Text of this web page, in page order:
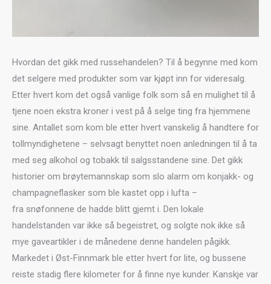
Hvordan det gikk med russehandelen? Til å begynne med kom
det selgere med produkter som var kjøpt inn for videresalg.
Etter hvert kom det også vanlige folk som så en mulighet til å
tjene noen ekstra kroner i vest på å selge ting fra hjemmene
sine. Antallet som kom ble etter hvert vanskelig å handtere for
tollmyndighetene – selvsagt benyttet noen anledningen til å ta
med seg alkohol og tobakk til salgsstandene sine. Det gikk
historier om brøytemannskap som slo alarm om konjakk- og
champagneflasker som ble kastet opp i lufta –
fra snøfonnene de hadde blitt gjemt i. Den lokale
handelstanden var ikke så begeistret, og solgte nok ikke så
mye gaveartikler i de månedene denne handelen pågikk.
Markedet i Øst-Finnmark ble etter hvert for lite, og bussene
reiste stadig flere kilometer for å finne nye kunder. Kanskje var